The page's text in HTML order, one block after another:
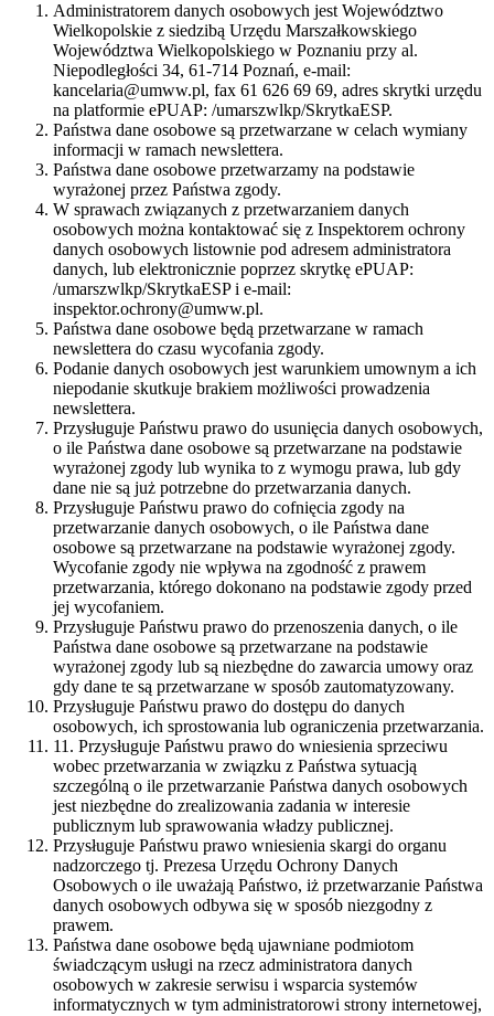
Administratorem danych osobowych jest Województwo
Wielkopolskie z siedzibą Urzędu Marszałkowskiego
Województwa Wielkopolskiego w Poznaniu przy al.
Niepodległości 34, 61-714 Poznań, e-mail:
kancelaria@umww.pl, fax 61 626 69 69, adres skrytki urzędu
na platformie ePUAP: /umarszwlkp/SkrytkaESP.
Państwa dane osobowe są przetwarzane w celach wymiany
informacji w ramach newslettera.
Państwa dane osobowe przetwarzamy na podstawie
wyrażonej przez Państwa zgody.
W sprawach związanych z przetwarzaniem danych
osobowych można kontaktować się z Inspektorem ochrony
danych osobowych listownie pod adresem administratora
danych, lub elektronicznie poprzez skrytkę ePUAP:
/umarszwlkp/SkrytkaESP i e-mail:
inspektor.ochrony@umww.pl.
Państwa dane osobowe będą przetwarzane w ramach
newslettera do czasu wycofania zgody.
Podanie danych osobowych jest warunkiem umownym a ich
niepodanie skutkuje brakiem możliwości prowadzenia
newslettera.
Przysługuje Państwu prawo do usunięcia danych osobowych,
o ile Państwa dane osobowe są przetwarzane na podstawie
wyrażonej zgody lub wynika to z wymogu prawa, lub gdy
dane nie są już potrzebne do przetwarzania danych.
Przysługuje Państwu prawo do cofnięcia zgody na
przetwarzanie danych osobowych, o ile Państwa dane
osobowe są przetwarzane na podstawie wyrażonej zgody.
Wycofanie zgody nie wpływa na zgodność z prawem
przetwarzania, którego dokonano na podstawie zgody przed
jej wycofaniem.
Przysługuje Państwu prawo do przenoszenia danych, o ile
Państwa dane osobowe są przetwarzane na podstawie
wyrażonej zgody lub są niezbędne do zawarcia umowy oraz
gdy dane te są przetwarzane w sposób zautomatyzowany.
Przysługuje Państwu prawo do dostępu do danych
osobowych, ich sprostowania lub ograniczenia przetwarzania.
11. Przysługuje Państwu prawo do wniesienia sprzeciwu
wobec przetwarzania w związku z Państwa sytuacją
szczególną o ile przetwarzanie Państwa danych osobowych
jest niezbędne do zrealizowania zadania w interesie
publicznym lub sprawowania władzy publicznej.
Przysługuje Państwu prawo wniesienia skargi do organu
nadzorczego tj. Prezesa Urzędu Ochrony Danych
Osobowych o ile uważają Państwo, iż przetwarzanie Państwa
danych osobowych odbywa się w sposób niezgodny z
prawem.
Państwa dane osobowe będą ujawniane podmiotom
świadczącym usługi na rzecz administratora danych
osobowych w zakresie serwisu i wsparcia systemów
informatycznych w tym administratorowi strony internetowej,